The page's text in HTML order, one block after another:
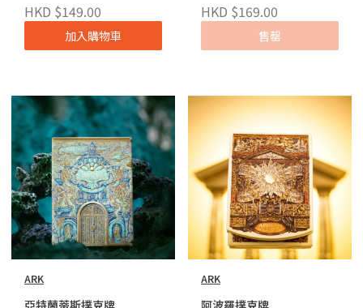
HKD $149.00
加入購物車
HKD $169.00
售罄
ARK
亞特蘭蒂斯撲克牌
ARK
阿波羅撲克牌